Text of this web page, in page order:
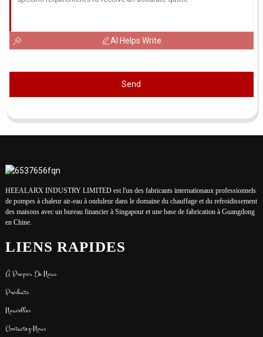
AI Helps Write
Send
HEEALARX INDUSTRY LIMITED est l'un des fabricants internationaux professionnels
de pompes à chaleur air-eau à onduleur dans le domaine du chauffage et du refroidissement
des maisons avec un bureau financier à Singapour et une base de fabrication à Guangdong
en Chine.
LIENS RAPIDES
À Propos De Nous
Produits
Nouvelles
Contactez-Nous